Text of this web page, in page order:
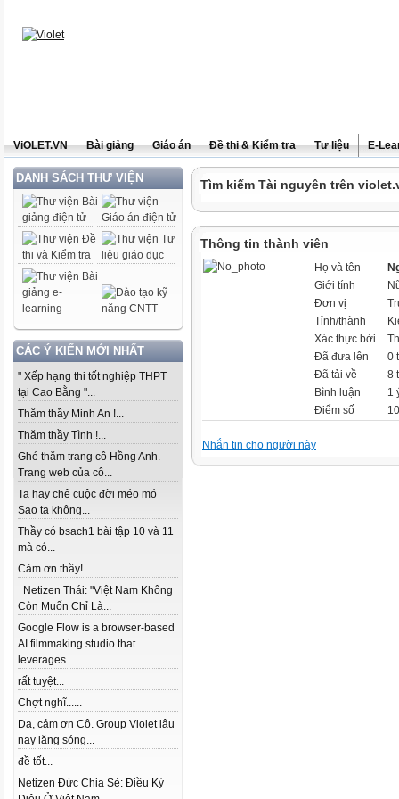
ViOLET.VN Bài giảng Giáo án Đề thi & Kiểm tra Tư liệu E-
DANH SÁCH THƯ VIỆN
CÁC Ý KIẾN MỚI NHẤT
" Xếp hạng thi tốt nghiệp THPT
tại Cao Bằng "...
Thăm thầy Minh An !...
Thăm thầy Tình !...
Ghé thăm trang cô Hồng Anh.
Trang web của cô...
Ta hay chê cuộc đời méo mó
Sao ta không...
Thầy có bsach1 bài tập 10 và 11
mà có...
Cảm ơn thầy!...
Netizen Thái: "Việt Nam Không
Còn Muốn Chỉ Là...
Google Flow is a browser-based
AI filmmaking studio that
leverages...
rất tuyệt...
Chợt nghĩ......
Dạ, cảm ơn Cô. Group Violet lâu
nay lặng sóng...
đề tốt...
Netizen Đức Chia Sẻ: Điều Kỳ
Tìm kiếm Tài nguyên trên
Thông tin thành viên
Họ và tên
Giới tính
Đơn vị
Tỉnh/thành
Xác thực bởi
Đã đưa lên
0
Đã tải về
8
Bình luận
1
Điểm số
Nhắn tin cho người này